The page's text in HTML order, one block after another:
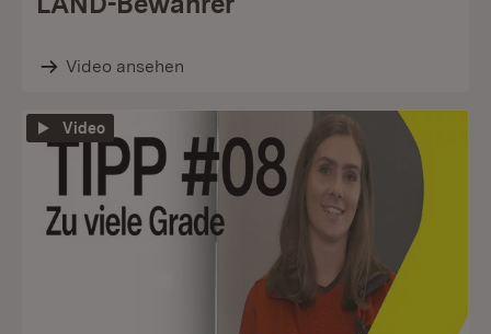
Video ansehen
Video